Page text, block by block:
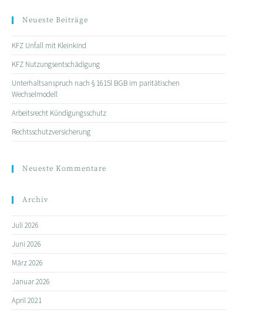
Neueste Beiträge
KFZ Unfall mit Kleinkind
KFZ Nutzungsentschädigung
Unterhaltsanspruch nach § 1615l BGB im paritätischen
Wechselmodell
Arbeitsrecht Kündigungsschutz
Rechtsschutzversicherung
Neueste Kommentare
Archiv
Juli 2026
Juni 2026
März 2026
Januar 2026
April 2021